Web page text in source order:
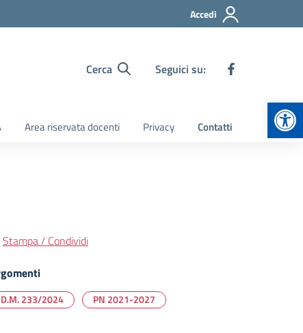
Accedi
Cerca Seguici su:
Area riservata docenti Privacy Contatti
Stampa / Condividi
D.M. 233/2024 PN 2021-2027